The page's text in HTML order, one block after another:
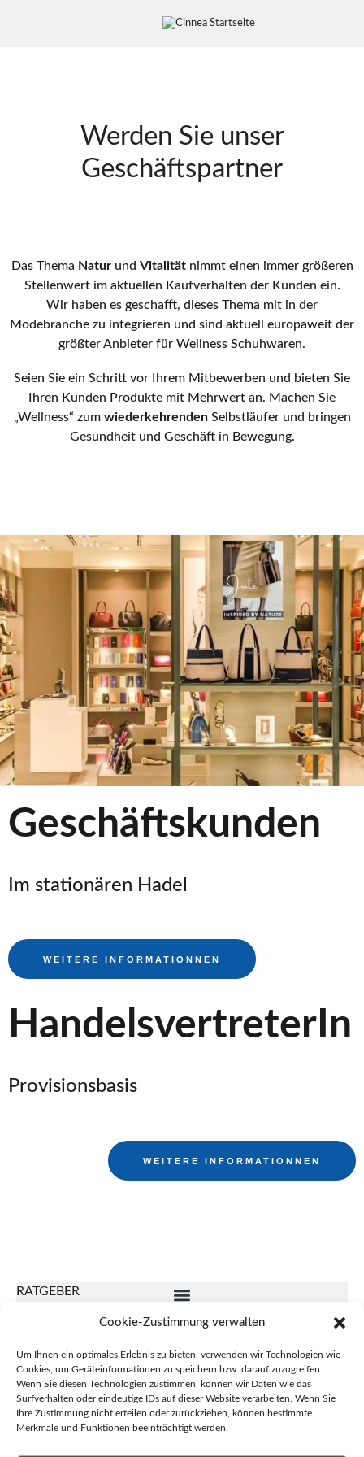
Cookie-Zustimmung verwalten
Um Ihnen ein optimales Erlebnis zu bieten, verwenden wir Technologien wie
Cookies, um Geräteinformationen zu speichern bzw. darauf zuzugreifen.
Wenn Sie diesen Technologien zustimmen, können wir Daten wie das
Surfverhalten oder eindeutige IDs auf dieser Website verarbeiten. Wenn Sie
Ihre Zustimmung nicht erteilen oder zurückziehen, können bestimmte
Merkmale und Funktionen beeinträchtigt werden.
Werden Sie unser
Geschäftspartner
Das Thema Naturund Vitalitätnimmt einen immer größeren
Stellenwert im aktuellen Kaufverhalten der Kunden ein.
Wir haben es geschafft, dieses Thema mit in der
Modebranche zu integrieren und sind aktuell europaweit der
größter Anbieter für Wellness Schuhwaren.
Seien Sie ein Schritt vor Ihrem Mitbewerben und bieten Sie
Ihren Kunden Produkte mit Mehrwert an. Machen Sie
„Wellness“ zum wiederkehrendenSelbstläufer und bringen
Gesundheit und Geschäft in Bewegung.
Geschäftskunden
Im stationären Hadel
WEITERE INFORMATIONNEN
HandelsvertreterIn
Provisionsbasis
WEITERE INFORMATIONNEN
RATGEBER
SERVICE